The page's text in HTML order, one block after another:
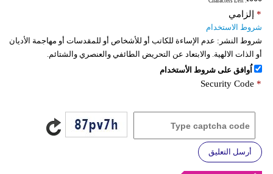
إلزامي *
شروط الاستخدام
شروط النشر: عدم الإساءة للكاتب أو للأشخاص أو للمقدسات أو مهاجمة الأديان
أو الذات الالهية. والابتعاد عن التحريض الطائفي والعنصري والشتائم.
اُوافق على شروط الأستخدام
Security Code *
أرسل التعليق